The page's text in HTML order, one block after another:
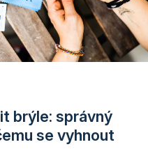
brýle: správný
se vyhnout